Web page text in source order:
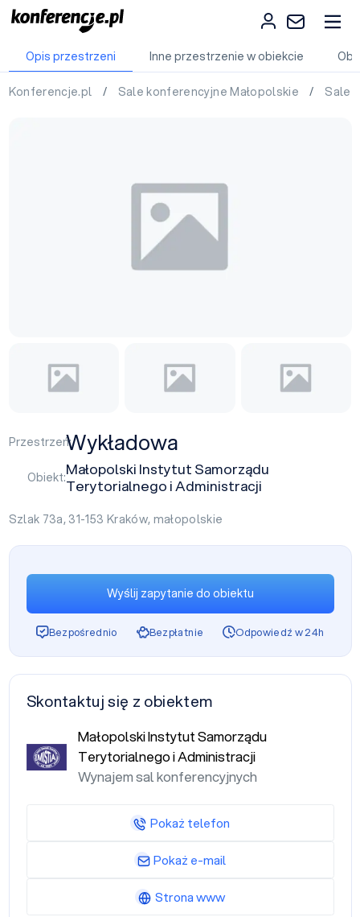
Opis przestrzeni Inne przestrzenie w obiekcie
Konferencje.pl / Sale konferencyjne Małopolskie / Sale
Przestrzeń:Wykładowa
Obiekt:Małopolski Instytut Samorządu
Terytorialnego i Administracji
Szlak 73a, 31-153 Kraków, małopolskie
Wyślij zapytanie do obiektu
Bezpośrednio Bezpłatnie Odpowiedź w 24h
Skontaktuj się z obiektem
Małopolski Instytut Samorządu
Terytorialnego i Administracji
Wynajem sal konferencyjnych
Pokaż telefon
Pokaż e-mail
Strona www